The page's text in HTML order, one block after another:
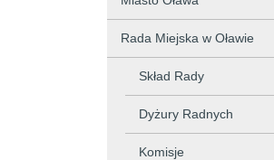
Rada Miejska w Oławie
Skład Rady
Dyżury Radnych
Komisje